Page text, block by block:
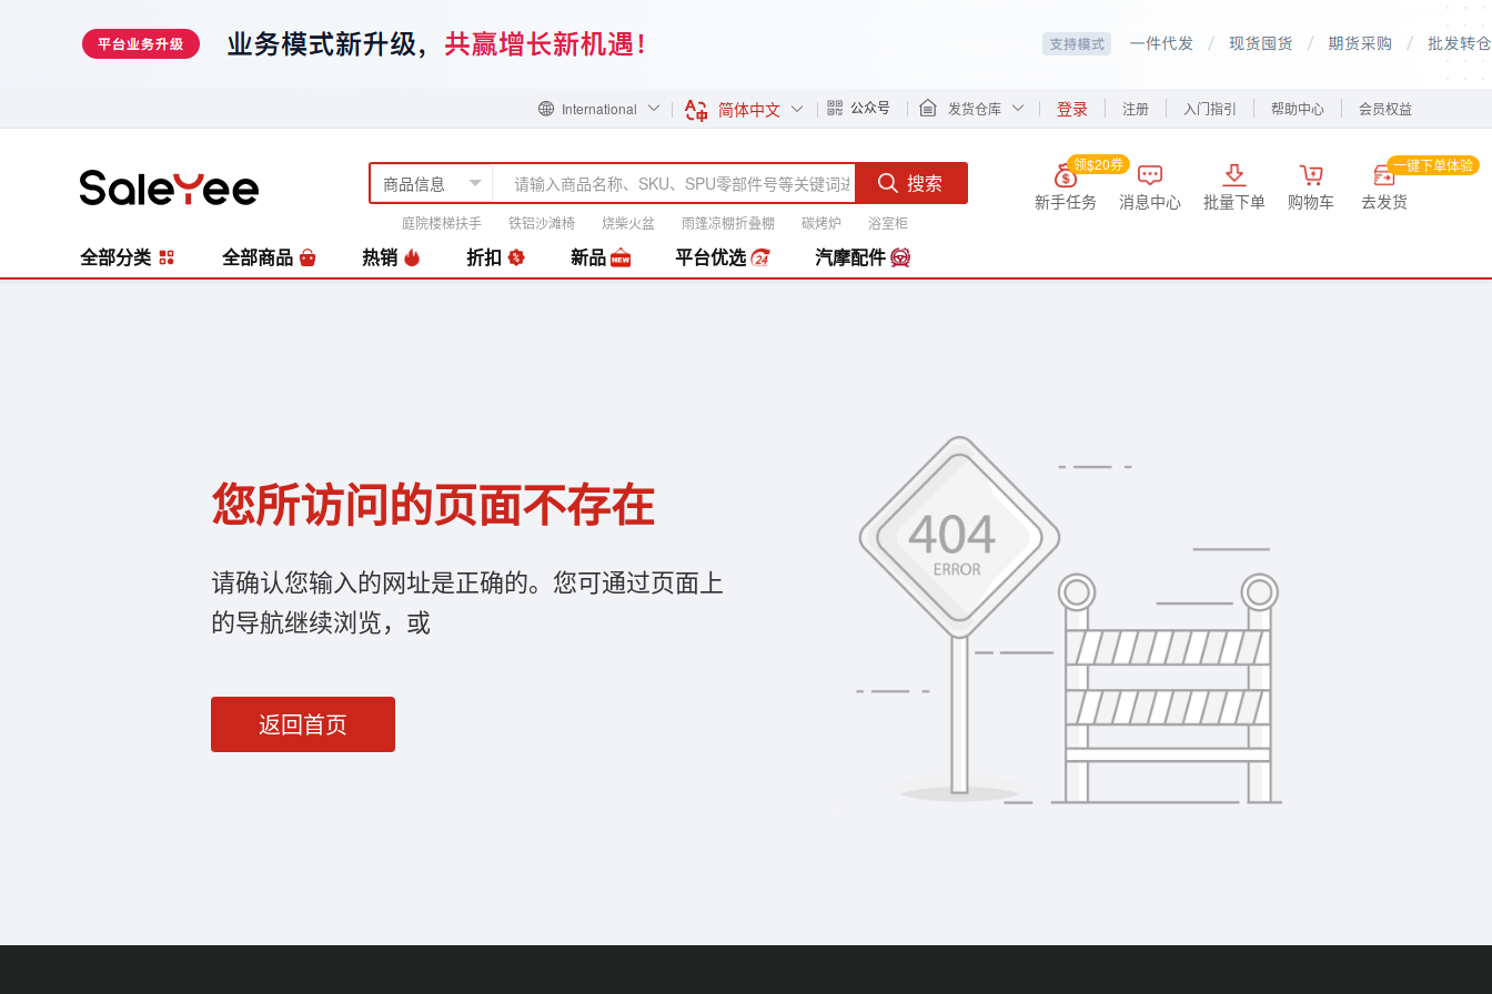
International 简体中文 公众号 发货仓库 登录 注册 入门指引 帮助中心 会员权益
搜索
庭院楼梯扶手 铁铝沙滩椅 烧柴火盆 雨篷凉棚折叠棚 碳烤炉
浴室柜
风扇
编藤套装
新手任务
领$20券
消息中心 批量下单 购物车 去发货
一键下单体验
全部分类 全部商品 热销 折扣 新品 平台优选 汽摩配件
您所访问的页面不存在
请确认您输入的网址是正确的。您可通过页面上
的导航继续浏览，或
返回首页